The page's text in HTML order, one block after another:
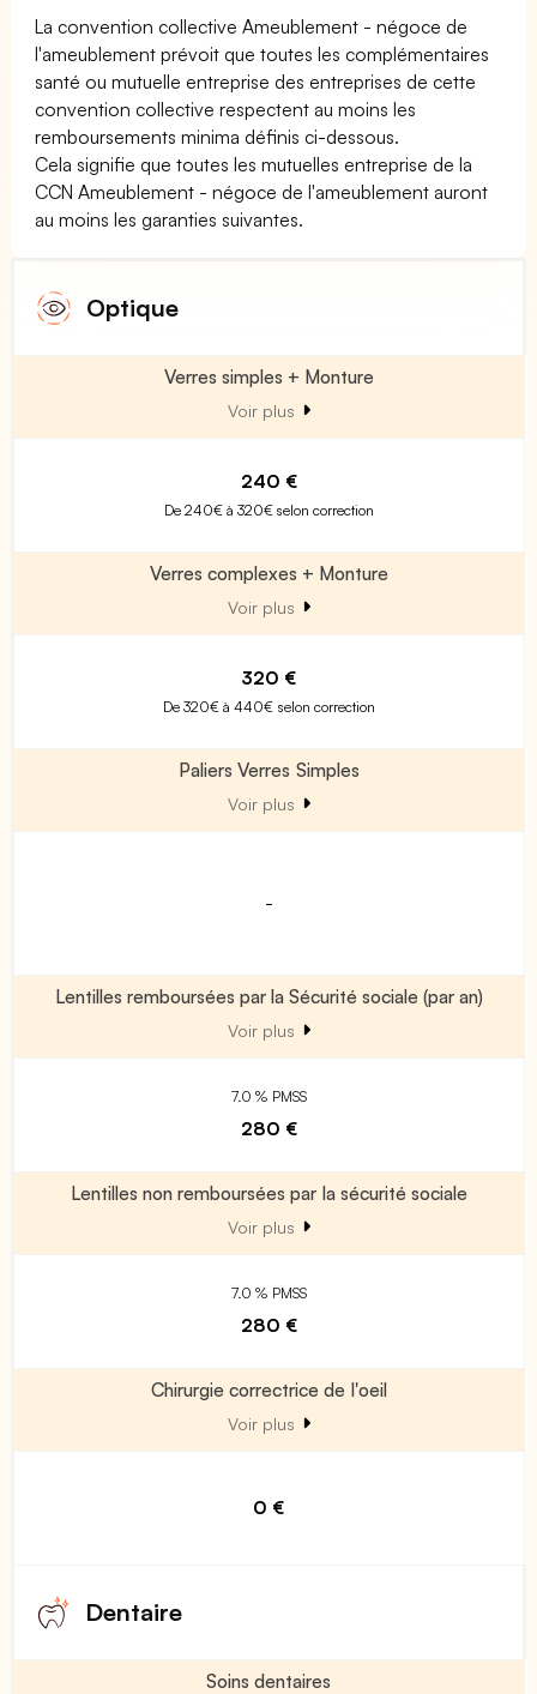
La convention collective Ameublement - négoce de
l'ameublement prévoit que toutes les complémentaires
santé ou mutuelle entreprise des entreprises de cette
convention collective respectent au moins les
remboursements minima définis ci-dessous.
Cela signifie que toutes les mutuelles entreprise de la
CCN Ameublement - négoce de l'ameublement auront
au moins les garanties suivantes.
Optique
Verres simples + Monture
Voir plus
240 €
De 240€ à 320€ selon correction
Verres complexes + Monture
Voir plus
320 €
De 320€ à 440€ selon correction
Paliers Verres Simples
Voir plus
-
Lentilles remboursées par la Sécurité sociale (par an)
Voir plus
7.0 % PMSS
280 €
Lentilles non remboursées par la sécurité sociale
Voir plus
7.0 % PMSS
280 €
Chirurgie correctrice de l'oeil
Voir plus
0 €
Dentaire
Soins dentaires